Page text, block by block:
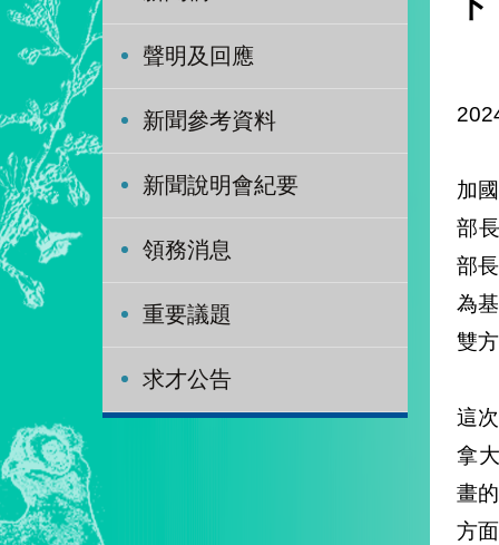
聲明及回應
新聞參考資料
新聞說明會紀要
領務消息
重要議題
求才公告
加
部
部
為
雙
這
拿
畫
方